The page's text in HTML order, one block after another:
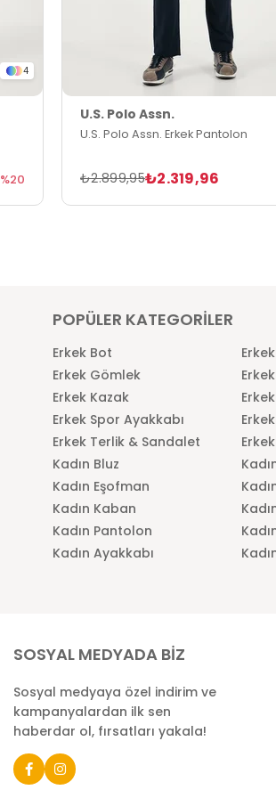
4
%20
U.S. Polo Assn.
U.S. Polo Assn. Erkek Pantolon
₺2.319,96
₺2.899,95
POPÜLER KATEGORİLER
Erkek Bot
Erkek Gömlek
Erkek Kazak
Erkek Spor Ayakkabı
Erkek Terlik & Sandalet
Kadın Bluz
Kadın Eşofman
Kadın Kaban
Kadın Pantolon
Kadın Ayakkabı
SOSYAL MEDYADA BİZ
Sosyal medyaya özel indirim ve
kampanyalardan ilk sen
haberdar ol, fırsatları yakala!